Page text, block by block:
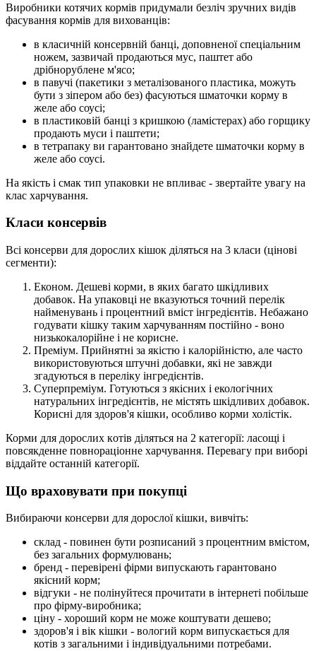
Виробники котячих кормів придумали безліч зручних видів
фасування кормів для вихованців:
в класичній консервній банці, доповненої спеціальним
ножем, зазвичай продаються мус, паштет або
дрібнорублене м'ясо;
в павучі (пакетики з металізованого пластика, можуть
бути з зіпером або без) фасуються шматочки корму в
желе або соусі;
в пластиковій банці з кришкою (ламістерах) або горщику
продають муси і паштети;
в тетрапаку ви гарантовано знайдете шматочки корму в
желе або соусі.
На якість і смак тип упаковки не впливає - звертайте увагу на
клас харчування.
Класи консервів
Всі консерви для дорослих кішок діляться на 3 класи (цінові
сегменти):
Економ. Дешеві корми, в яких багато шкідливих
добавок. На упаковці не вказуються точний перелік
найменувань і процентний вміст інгредієнтів. Небажано
годувати кішку таким харчуванням постійно - воно
низькокалорійне і не корисне.
Преміум. Прийнятні за якістю і калорійністю, але часто
використовуються штучні добавки, які не завжди
згадуються в переліку інгредієнтів.
Суперпреміум. Готуються з якісних і екологічних
натуральних інгредієнтів, не містять шкідливих добавок.
Корисні для здоров'я кішки, особливо корми холістік.
Корми для дорослих котів діляться на 2 категорії: ласощі і
повсякденне повнораціонне харчування. Перевагу при виборі
віддайте останній категорії.
Що враховувати при покупці
Вибираючи консерви для дорослої кішки, вивчіть:
склад - повинен бути розписаний з процентним вмістом,
без загальних формулювань;
бренд - перевірені фірми випускають гарантовано
якісний корм;
відгуки - не полінуйтеся прочитати в інтернеті побільше
про фірму-виробника;
ціну - хороший корм не може коштувати дешево;
здоров'я і вік кішки - вологий корм випускається для
котів з загальними і індивідуальними потребами.